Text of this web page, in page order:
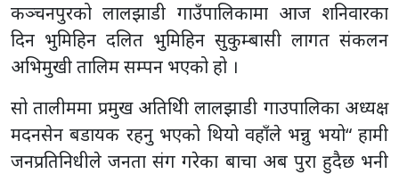
कञ्चनपुरको लालझाडी गाउँपालिकामा आज शनिवारका
दिन भुमिहिन दलित भुमिहिन सुकुम्बासी लागत संकलन
अभिमुखी तालिम सम्पन भएको हो ।
सो तालीममा प्रमुख अतिथिी लालझाडी गाउपालिका अध्यक्ष
मदनसेन बडायक रहनु भएको थियो वहाँले भन्नु भयो“ हामी
जनप्रतिनिधीले जनता संग गरेका बाचा अब पुरा हुदैछ भनी